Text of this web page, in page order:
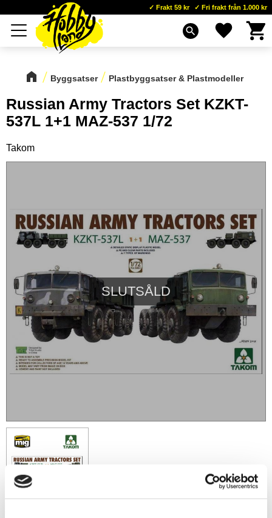
Meny
Frakt 59 kr Fri frakt från 1.000 kr
search Favoriter
Byggsatser Plastbyggsatser & Plastmodeller
Russian Army Tractors Set KZKT-
537L 1+1 MAZ-537 1/72
Takom
SLUTSÅLD